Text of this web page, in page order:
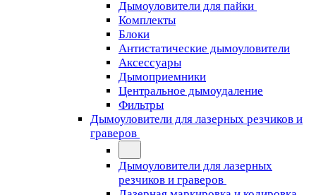
Дымоуловители для пайки
Комплекты
Блоки
Антистатические дымоуловители
Аксессуары
Дымоприемники
Центральное дымоудаление
Фильтры
Дымоуловители для лазерных резчиков и
граверов
Дымоуловители для лазерных
резчиков и граверов